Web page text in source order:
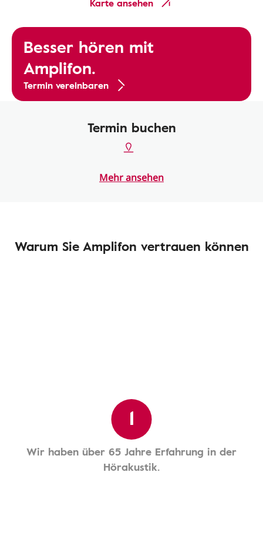
Karte ansehen
Besser hören mit
Amplifon.
Termin vereinbaren
Termin buchen
Mehr ansehen
Warum Sie Amplifon vertrauen können
1
Wir haben über 65 Jahre Erfahrung in der
Hörakustik.